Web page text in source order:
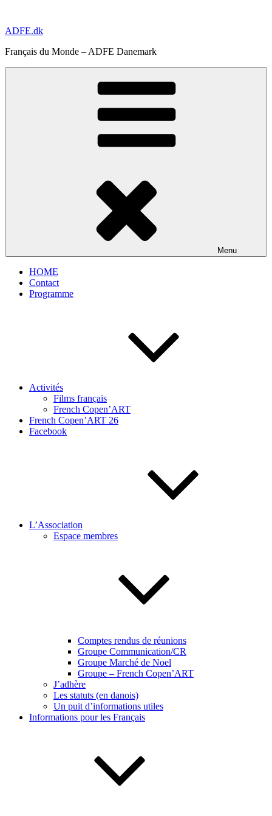
contenu
ADFE.dk
Français du Monde – ADFE Danemark
Menu
HOME
Contact
Programme
Activités
Films français
French Copen’ART
French Copen’ART 26
Facebook
L’Association
Espace membres
Comptes rendus de réunions
Groupe Communication/CR
Groupe Marché de Noel
Groupe – French Copen’ART
J’adhère
Les statuts (en danois)
Un puit d’informations utiles
Informations pour les Français